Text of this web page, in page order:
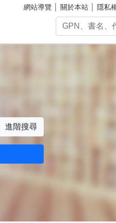
網站導覽 關於本站 隱私
進階搜尋